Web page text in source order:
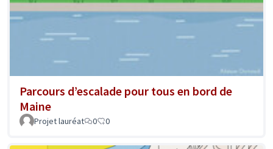
Parcours d’escalade pour tous en bord de
Maine
Projet lauréat 0 0